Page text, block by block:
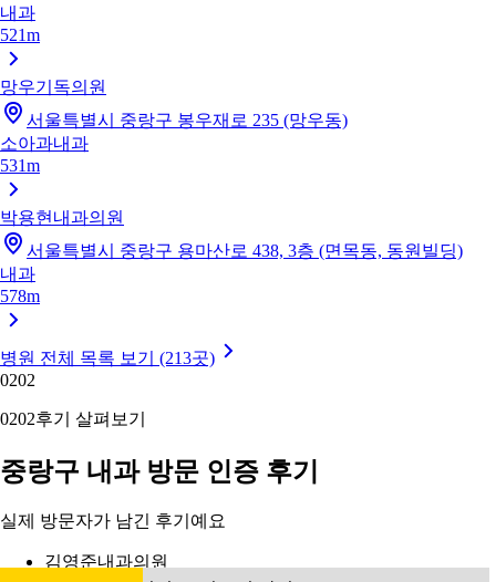
내과
521m
망우기독의원
서울특별시 중랑구 봉우재로 235 (망우동)
소아과내과
531m
박용현내과의원
서울특별시 중랑구 용마산로 438, 3층 (면목동, 동원빌딩)
내과
578m
병원 전체 목록 보기 (213곳)
0202
0202후기 살펴보기
중랑구 내과 방문 인증 후기
실제 방문자가 남긴 후기예요
김영준내과의원